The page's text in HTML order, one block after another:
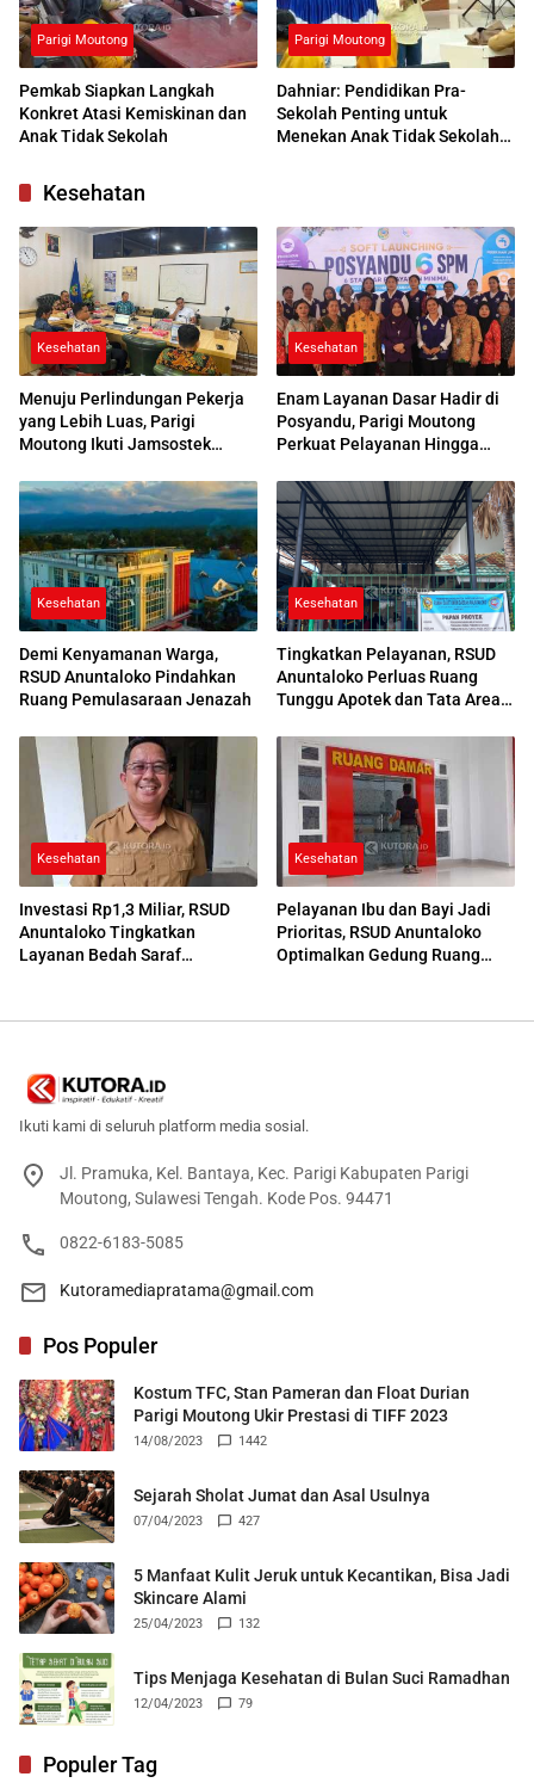
Parigi Moutong
Pemkab Siapkan Langkah
Konkret Atasi Kemiskinan dan
Anak Tidak Sekolah
Parigi Moutong
Dahniar: Pendidikan Pra-
Sekolah Penting untuk
Menekan Anak Tidak Sekolah
Kesehatan
Kesehatan
Menuju Perlindungan Pekerja
yang Lebih Luas, Parigi
Moutong Ikuti Jamsostek
Kesehatan
Enam Layanan Dasar Hadir di
Posyandu, Parigi Moutong
Perkuat Pelayanan Hingga
Kesehatan
Demi Kenyamanan Warga,
RSUD Anuntaloko Pindahkan
Ruang Pemulasaraan Jenazah
Kesehatan
Tingkatkan Pelayanan, RSUD
Anuntaloko Perluas Ruang
Tunggu Apotek dan Tata Area
Kesehatan
Investasi Rp1,3 Miliar, RSUD
Anuntaloko Tingkatkan
Layanan Bedah Saraf
Kesehatan
Pelayanan Ibu dan Bayi Jadi
Prioritas, RSUD Anuntaloko
Optimalkan Gedung Ruang
Ikuti kami di seluruh platform media sosial.
Jl. Pramuka, Kel. Bantaya, Kec. Parigi Kabupaten Parigi
Moutong, Sulawesi Tengah. Kode Pos. 94471
0822-6183-5085
Kutoramediapratama@gmail.com
Pos Populer
Kostum TFC, Stan Pameran dan Float Durian
Parigi Moutong Ukir Prestasi di TIFF 2023
14/08/2023 1442
Sejarah Sholat Jumat dan Asal Usulnya
07/04/2023 427
5 Manfaat Kulit Jeruk untuk Kecantikan, Bisa Jadi
Skincare Alami
25/04/2023 132
Tips Menjaga Kesehatan di Bulan Suci Ramadhan
12/04/2023 79
Populer Tag